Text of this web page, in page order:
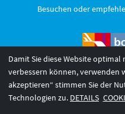
Besuchen oder
© 2026 Internationale Bodensee
Damit Sie diese Website
verbessern können, verwenden
akzeptieren“ stimmen Sie der
Technologien zu. DETAILS